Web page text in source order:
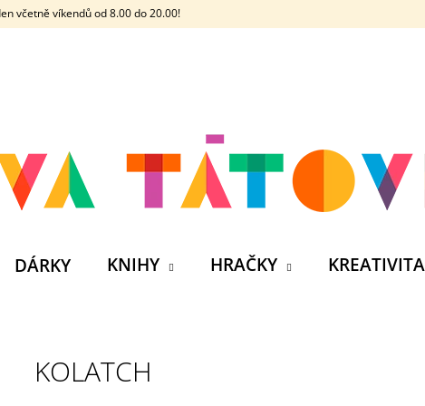
včetně víkendů od 8.00 do 20.00!
DÁRKY KNIHY HRAČKY KREATIVITA
KOLATCH
HLEDAT